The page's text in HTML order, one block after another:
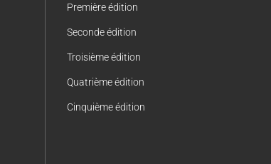
Première édition
Seconde édition
Troisième édition
Quatrième édition
Cinquième édition